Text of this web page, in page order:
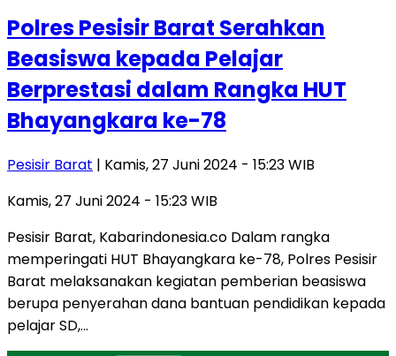
Polres Pesisir Barat Serahkan
Beasiswa kepada Pelajar
Berprestasi dalam Rangka HUT
Bhayangkara ke-78
Pesisir Barat | Kamis, 27 Juni 2024 - 15:23 WIB
Kamis, 27 Juni 2024 - 15:23 WIB
Pesisir Barat, Kabarindonesia.co Dalam rangka
memperingati HUT Bhayangkara ke-78, Polres Pesisir
Barat melaksanakan kegiatan pemberian beasiswa
berupa penyerahan dana bantuan pendidikan kepada
pelajar SD,…